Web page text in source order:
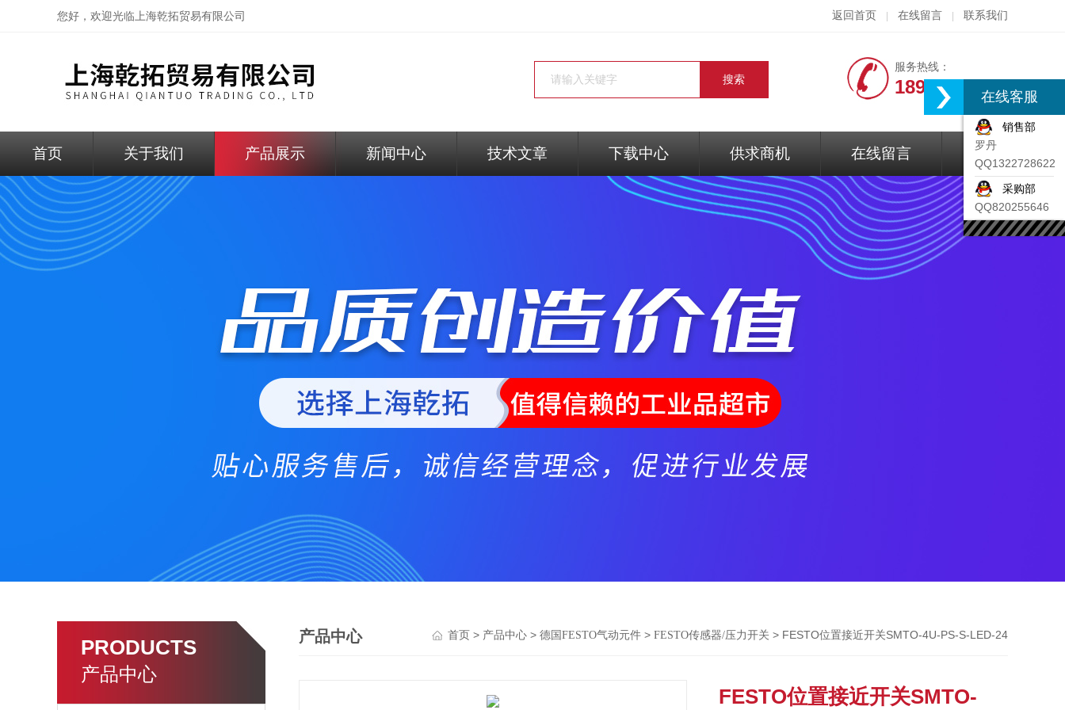
您好，欢迎光临上海乾拓贸易有限公司 返回首页 在线留言 联系我们
服务热线：
18917074297
首页 关于我们 产品展示 新闻中心 技术文章 下载中心 供求商机 在线留言 联系我们
PRODUCTS
产品中心
产品中心 首页 > 产品中心 > 德国FESTO气动元件 > FESTO传感器/压力开关 > FESTO位置接近开关SMTO-4U-PS-S-LED-24
FESTO位置接近开关SMTO-
在线客服
销售部
罗丹
QQ1322728622
采购部
QQ820255646